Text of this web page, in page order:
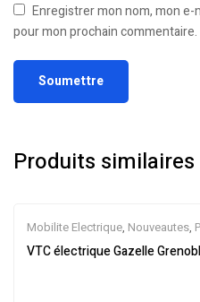
Enregistrer mon nom, mon
pour mon prochain commentaire.
Produits similaires
Mobilite Electrique, Nouveautes,
électrique,Vélo électrique ville,
VTC électrique Gazelle